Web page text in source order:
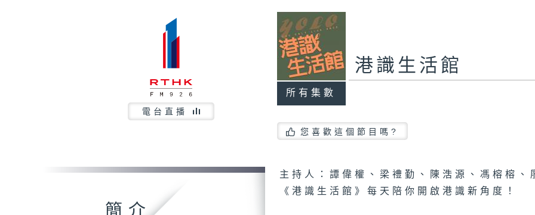
電台直播
所有集數
港識生活館
您喜歡這個節目嗎?
簡介
主持人：譚偉權、梁禮勤、陳浩源、馮榕榕、
《港識生活館》每天陪你開啟港識新角度！